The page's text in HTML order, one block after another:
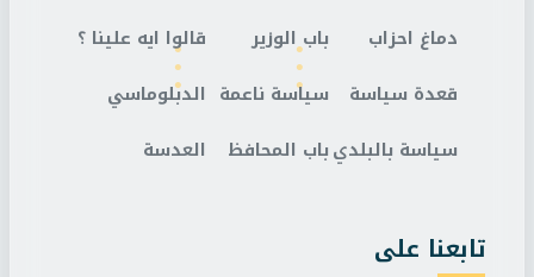
دماغ احزاب
قعدة سياسة
سياسة بالبلدي
باب الوزير
سياسة ناعمة
باب المحافظ
قالوا ايه علينا ؟
الدبلوماسي
العدسة
تابعنا على